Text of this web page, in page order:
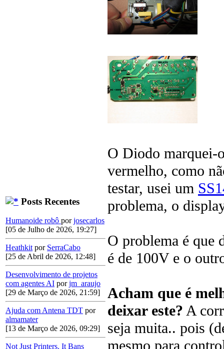
Posts Recentes
Humanoide robô porjosecarlos
[05 de Julho de 2026, 19:27]
Heathkit por SerraCabo
[25 de Abril de 2026, 12:48]
Desenvolvimento de projetos
com agentes AI porjm_araujo
[29 de Março de 2026, 21:59]
Ajuda com Antena TDT por
almamater
[13 de Março de 2026, 09:29]
Not Just Printers. It Bans
O Diodo marquei-
vermelho, como
testar, usei um
problema, o
O problema é que
é de 100V e o
Acham que é
deixar este? A
seja muita.. pois